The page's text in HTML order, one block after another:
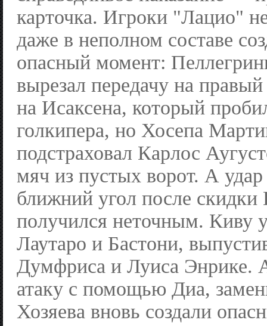
карточка. Игроки "Лацио"
даже в неполном составе
опасный момент:
вырезал передачу на
на Исаксена, который
голкипера, но Хосепа
подстраховал Карлос
мяч из пустых ворот. А удар
ближний угол после скидки
получился неточным. Киву
Лаутаро и Бастони,
Думфриса и Луиса Энрике.
атаку с помощью Диа,
Хозяева вновь создали